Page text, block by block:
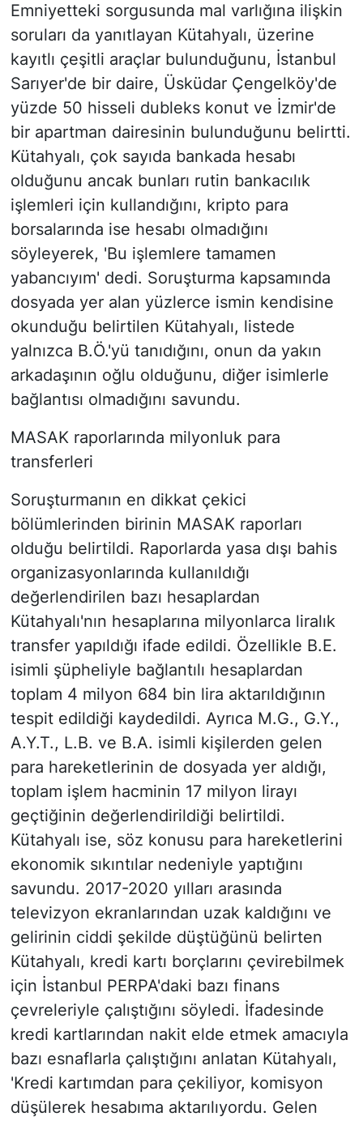
Emniyetteki sorgusunda mal varlığına ilişkin
soruları da yanıtlayan Kütahyalı, üzerine
kayıtlı çeşitli araçlar bulunduğunu, İstanbul
Sarıyer'de bir daire, Üsküdar Çengelköy'de
yüzde 50 hisseli dubleks konut ve İzmir'de
bir apartman dairesinin bulunduğunu belirtti.
Kütahyalı, çok sayıda bankada hesabı
olduğunu ancak bunları rutin bankacılık
işlemleri için kullandığını, kripto para
borsalarında ise hesabı olmadığını
söyleyerek, 'Bu işlemlere tamamen
yabancıyım' dedi. Soruşturma kapsamında
dosyada yer alan yüzlerce ismin kendisine
okunduğu belirtilen Kütahyalı, listede
yalnızca B.Ö.'yü tanıdığını, onun da yakın
arkadaşının oğlu olduğunu, diğer isimlerle
bağlantısı olmadığını savundu.
MASAK raporlarında milyonluk para
transferleri
Soruşturmanın en dikkat çekici
bölümlerinden birinin MASAK raporları
olduğu belirtildi. Raporlarda yasa dışı bahis
organizasyonlarında kullanıldığı
değerlendirilen bazı hesaplardan
Kütahyalı'nın hesaplarına milyonlarca liralık
transfer yapıldığı ifade edildi. Özellikle B.E.
isimli şüpheliyle bağlantılı hesaplardan
toplam 4 milyon 684 bin lira aktarıldığının
tespit edildiği kaydedildi. Ayrıca M.G., G.Y.,
A.Y.T., L.B. ve B.A. isimli kişilerden gelen
para hareketlerinin de dosyada yer aldığı,
toplam işlem hacminin 17 milyon lirayı
geçtiğinin değerlendirildiği belirtildi.
Kütahyalı ise, söz konusu para hareketlerini
ekonomik sıkıntılar nedeniyle yaptığını
savundu. 2017-2020 yılları arasında
televizyon ekranlarından uzak kaldığını ve
gelirinin ciddi şekilde düştüğünü belirten
Kütahyalı, kredi kartı borçlarını çevirebilmek
için İstanbul PERPA'daki bazı finans
çevreleriyle çalıştığını söyledi. İfadesinde
kredi kartlarından nakit elde etmek amacıyla
bazı esnaflarla çalıştığını anlatan Kütahyalı,
'Kredi kartımdan para çekiliyor, komisyon
düşülerek hesabıma aktarılıyordu. Gelen